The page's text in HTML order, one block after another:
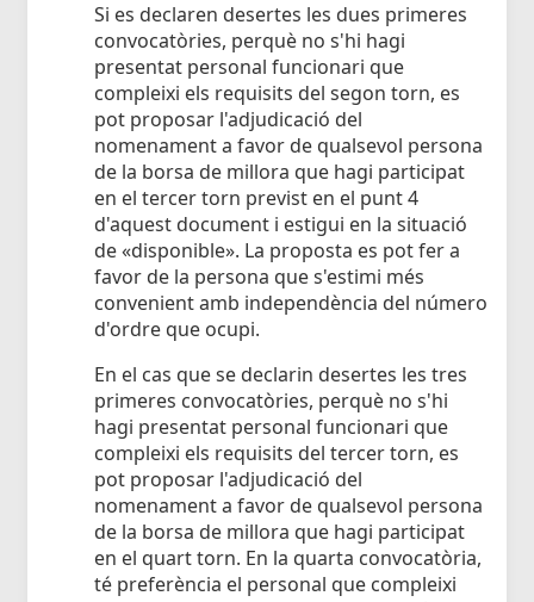
Si es declaren desertes les dues primeres
convocatòries, perquè no s'hi hagi
presentat personal funcionari que
compleixi els requisits del segon torn, es
pot proposar l'adjudicació del
nomenament a favor de qualsevol persona
de la borsa de millora que hagi participat
en el tercer torn previst en el punt 4
d'aquest document i estigui en la situació
de «disponible». La proposta es pot fer a
favor de la persona que s'estimi més
convenient amb independència del número
d'ordre que ocupi.
En el cas que se declarin desertes les tres
primeres convocatòries, perquè no s'hi
hagi presentat personal funcionari que
compleixi els requisits del tercer torn, es
pot proposar l'adjudicació del
nomenament a favor de qualsevol persona
de la borsa de millora que hagi participat
en el quart torn. En la quarta convocatòria,
té preferència el personal que compleixi